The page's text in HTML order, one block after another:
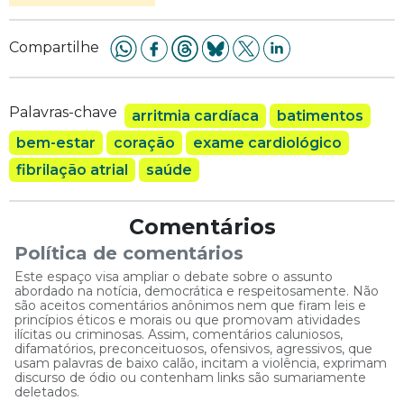
Compartilhe
Palavras-chave arritmia cardíaca
batimentos
bem-estar
coração
exame cardiológico
fibrilação atrial
saúde
Comentários
Política de comentários
Este espaço visa ampliar o debate sobre o assunto
abordado na notícia, democrática e respeitosamente. Não
são aceitos comentários anônimos nem que firam leis e
princípios éticos e morais ou que promovam atividades
ilícitas ou criminosas. Assim, comentários caluniosos,
difamatórios, preconceituosos, ofensivos, agressivos, que
usam palavras de baixo calão, incitam a violência, exprimam
discurso de ódio ou contenham links são sumariamente
deletados.